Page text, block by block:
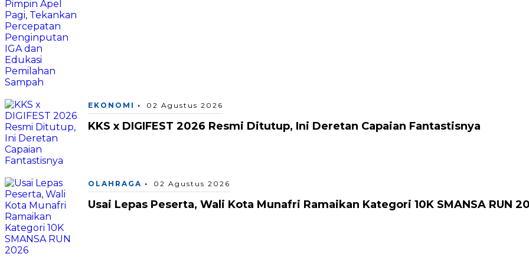
EKONOMI 02 Agustus 2026
KKS x DIGIFEST 2026 Resmi Ditutup, Ini Deretan Capaian Fantastisnya
OLAHRAGA 02 Agustus 2026
Usai Lepas Peserta, Wali Kota Munafri Ramaikan Kategori 10K SMANSA RUN